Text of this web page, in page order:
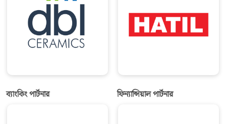
ব্যাংকিং পার্টনার ফিন্যান্সিয়াল পার্টনার